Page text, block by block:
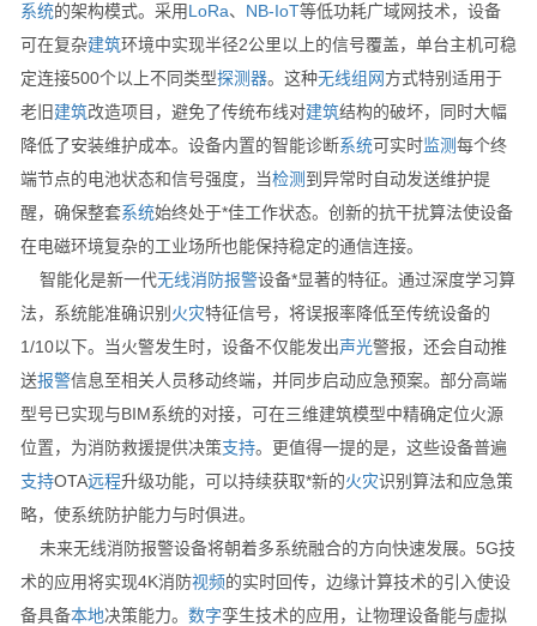
系统的架构模式。采用LoRa、 NB-IoT等低功耗广域网技术，设备
可在复杂建筑环境中实现半径2公里以上的信号覆盖，单台主机可稳
定连接500个以上不同类型探测器。这种无线组网方式特别适用于
老旧建筑改造项目，避免了传统布线对建筑结构的破坏，同时大幅
降低了安装维护成本。设备内置的智能诊断系统可实时监测每个终
端节点的电池状态和信号强度，当检测 到异常时自动发送维护提
醒，确保整套系统始终处于*佳工作状态。创新的抗干扰算法使设备
在电磁环境复杂的工业场所也能保持稳定的通信连接。
智能化是新一代无线消防报警设备*显著的特征。通过深度学习算
法，系统能准确识别 火灾特征信号，将误报率降低至传统设备的
1/10以下。当火警发生时，设备不仅能发出声光警报，还会自动推
送报警信息至相关人员移动终端，并同步启动应急预案。部分高端
型号已实现与BIM系统的对接，可在三维建筑模型中精确定位火源
位置，为消防救援提供决策支持。更值得一提的是，这些设备普遍
支持OTA远程升级功能，可以持续获取*新的火灾识别算法和应急策
略，使系统防护能力与时俱进。
未来无线消防报警设备将朝着多系统融合的方向快速发展。5G技
术的应用将实现4K消防视频的实时回传，边缘计算技术的引入使设
备具备本地决策能力。 数字孪生技术的应用，让物理设备能与虚拟